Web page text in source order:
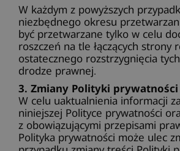
W każdym z powyższych
niezbędnego okresu
być przetwarzane tylko w celu
roszczeń na tle łączących strony
ostatecznego rozstrzygnięcia
drodze prawnej.
3. Zmiany Polityki prywatności
W celu uaktualnienia informacji
niniejszej Polityce prywatności
z obowiązującymi przepisami
Polityka prywatności może ulec